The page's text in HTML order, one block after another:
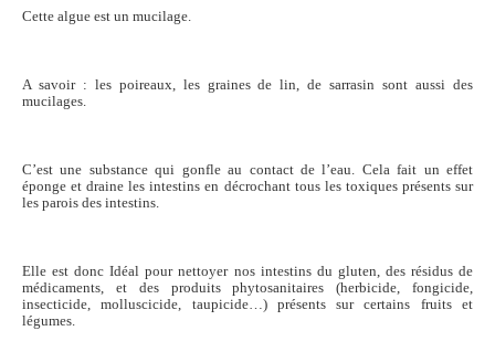
Cette algue est un mucilage.
A savoir : les poireaux, les graines de lin, de sarrasin sont aussi des
mucilages.
C’est une substance qui gonfle au contact de l’eau. Cela fait un effet
éponge et draine les intestins en décrochant tous les toxiques présents sur
les parois des intestins.
Elle est donc Idéal pour nettoyer nos intestins du gluten, des résidus de
médicaments, et des produits phytosanitaires (herbicide, fongicide,
insecticide, molluscicide, taupicide…) présents sur certains fruits et
légumes.